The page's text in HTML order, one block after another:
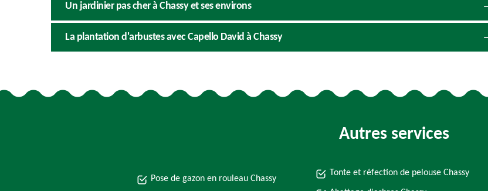
Un jardinier pas cher à Chassy et ses environs
La plantation d'arbustes avec Capello David à Chassy
Autres services
Pose de gazon en rouleau Chassy
Tonte et réfection de pelouse Chassy